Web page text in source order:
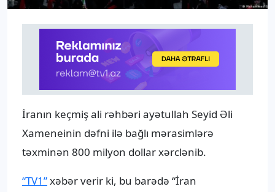
İranın keçmiş ali rəhbəri ayətullah Seyid Əli
Xameneinin dəfni ilə bağlı mərasimlərə
təxminən 800 milyon dollar xərclənib.
“TV1”xəbər verir ki, bu barədə “İran